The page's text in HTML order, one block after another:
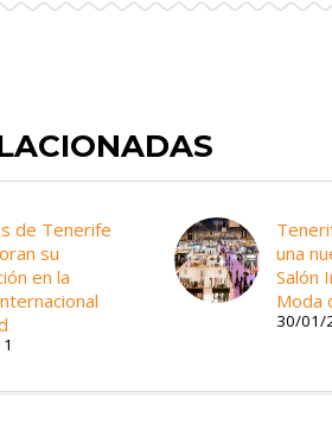
de Tenerife
su
en la
una
Salón
Moda
30/01/